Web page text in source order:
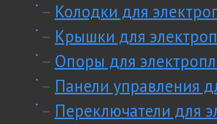
– Колодки для
– Крышки для
– Опоры для
– Панели управления
– Переключатели для